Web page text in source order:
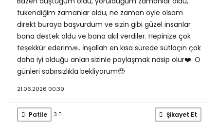
tükendiğim zamanlar oldu, ne zaman öyle olsam
direkt buraya başvurdum ve sizin gibi güzel insanlar
bana destek oldu ve bana akıl verdiler. Hepinize çok
teşekkür ederim🙏. İnşallah en kısa sürede sütlaçın çok
daha iyi olduğu anları sizinle paylaşmak nasip olur❤️. O
günleri sabırsızlıkla bekliyorum🥹
21.06.2026 00:39
Patile 3 Şikayet Et